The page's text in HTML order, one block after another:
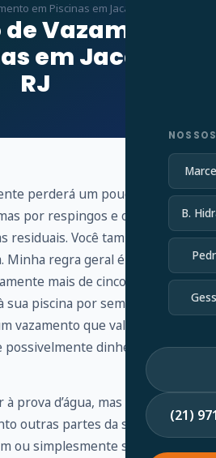
B.
(21)
em Piscinas em Jacaré – RJ
Vazamento
em Jacaré –
RJ
perderá um pouco de água
por respingos e outras por
residuais. Você também vai
Minha regra geral é que, se
mais de cinco
piscina por semana,
vazamento que vale a pena
possivelmente dinheiro para
prova d’água, mas os selantes
outras partes da sua piscina
ou simplesmente se